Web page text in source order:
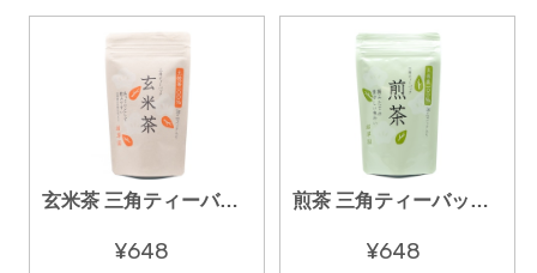
玄米茶 三角ティーバッグ 12袋入
¥648
煎茶 三角ティーバッグ 12袋入
¥648